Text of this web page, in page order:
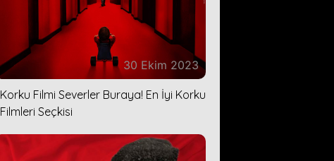
30 Ekim 2023
Korku Filmi Severler Buraya! En İyi Korku
Filmleri Seçkisi